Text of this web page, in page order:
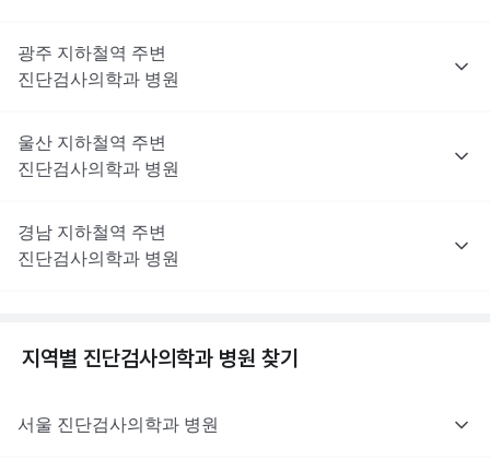
광주 지하철역 주변
진단검사의학과 병원
울산 지하철역 주변
진단검사의학과 병원
경남 지하철역 주변
진단검사의학과 병원
지역별 진단검사의학과 병원 찾기
서울 진단검사의학과 병원